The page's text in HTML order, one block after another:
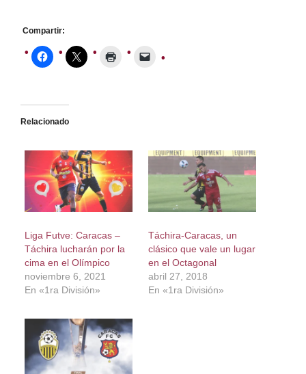
Compartir:
Relacionado
Liga Futve: Caracas –
Táchira lucharán por la
cima en el Olímpico
noviembre 6, 2021
En «1ra División»
Táchira-Caracas, un
clásico que vale un lugar
en el Octagonal
abril 27, 2018
En «1ra División»